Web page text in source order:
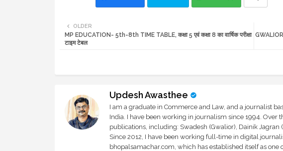
GWALIOR
OLDER
MP EDUCATION- 5th-8th TIME TABLE, कक्षा 5 एवं कक्षा 8 का वार्षिक परीक्षा
टाइम टेबल
Updesh Awasthee
I am a graduate in Commerce and Law, and a journalist
India. I have been working in journalism since 1994. Over
publications, including: Swadesh (Gwalior), Dainik Jagran
Since 2012, I have been working full-time in digital
bhopalsamachar.com, which has established itself as one